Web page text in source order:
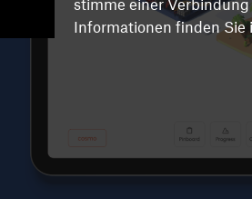
stimme einer Verbindung
Informationen finden Sie